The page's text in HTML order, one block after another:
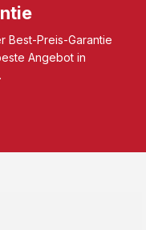
Best-Preis-Garantie
Angebot in